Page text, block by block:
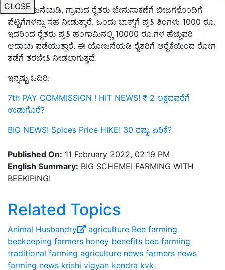
CLOSE
ಈ ಯೋಜನೆಯಡಿ, ಗ್ರಾಮದ ರೈತರು ಜೇನುಸಾಕಣೆಗೆ ಬೀಜಗಳೊಂದಿಗೆ
ಪೆಟ್ಟಿಗೆಗಳನ್ನು ಸಹ ನೀಡುತ್ತಾರೆ. ಒಂದು ಬಾಕ್ಸ್‌ಗೆ ಪ್ರತಿ ತಿಂಗಳು 1000 ರೂ.
ಇದರಿಂದ ರೈತರು ಪ್ರತಿ ಹಂಗಾಮಿನಲ್ಲಿ 10000 ರೂ.ಗಳ ಹೆಚ್ಚುವರಿ
ಆದಾಯ ಪಡೆಯುತ್ತಾರೆ. ಈ ಯೋಜನೆಯಡಿ ರೈತರಿಗೆ ಆರೈಕೆಯಿಂದ ರೋಗ
ತಡೆಗೆ ತರಬೇತಿ ನೀಡಲಾಗುತ್ತದೆ.
ಇನ್ನಷ್ಟು ಓದಿರಿ:
7th PAY COMMISSION ! HIT NEWS! ₹ 2 ಲಕ್ಷದವರೆಗೆ
ಉಡುಗೊರೆ?
BIG NEWS! Spices Price HIKE! 30 ರಷ್ಟು ಏರಿಕೆ?
Published On: 11 February 2022, 02:19 PM
English Summary: BIG SCHEME! FARMING WITH
BEEKIPING!
Related Topics
Animal Husbandry agriculture Bee farming
beekeeping farmers honey benefits bee farming
traditional farming agriculture news farmers news
farming news krishi vigyan kendra kvk